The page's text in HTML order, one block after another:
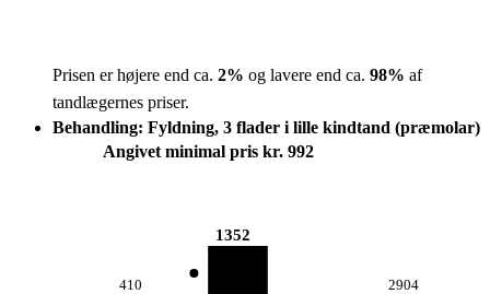
Prisen er højere end ca. 2% og lavere end ca. 98% af
tandlægernes priser.
Behandling: Fyldning, 3 flader i lille kindtand (præmolar)
Angivet minimal pris kr. 992
410
1352
2904